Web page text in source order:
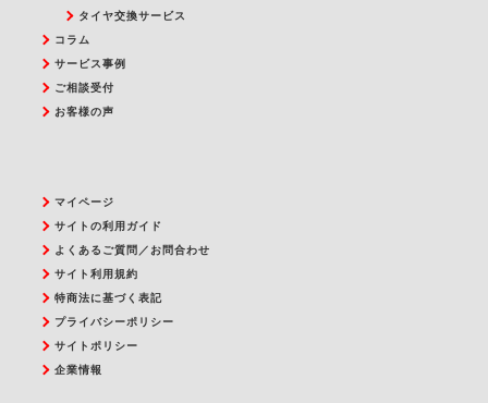
タイヤ交換サービス
コラム
サービス事例
ご相談受付
お客様の声
マイページ
サイトの利用ガイド
よくあるご質問／お問合わせ
サイト利用規約
特商法に基づく表記
プライバシーポリシー
サイトポリシー
企業情報